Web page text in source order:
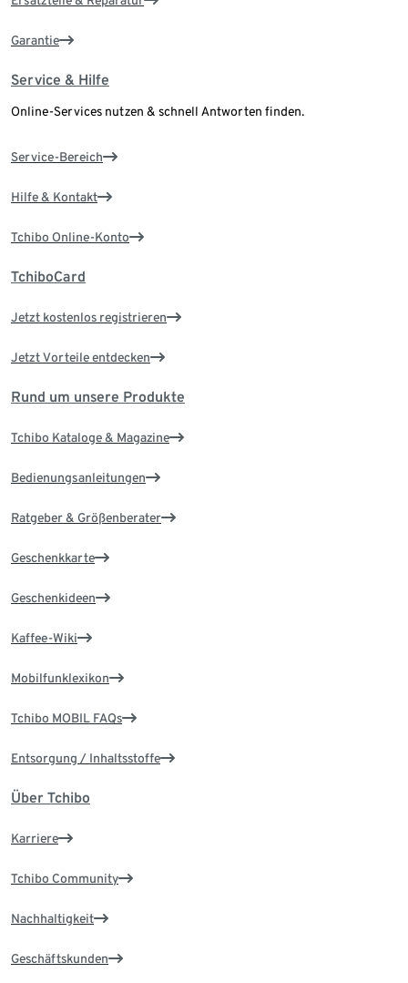
Garantie
Service & Hilfe
Online-Services nutzen & schnell Antworten finden.
Service-Bereich
Hilfe & Kontakt
Tchibo Online-Konto
TchiboCard
Jetzt kostenlos registrieren
Jetzt Vorteile entdecken
Rund um unsere Produkte
Tchibo Kataloge & Magazine
Bedienungsanleitungen
Ratgeber & Größenberater
Geschenkkarte
Geschenkideen
Kaffee-Wiki
Mobilfunklexikon
Tchibo MOBIL FAQs
Entsorgung / Inhaltsstoffe
Über Tchibo
Karriere
Tchibo Community
Nachhaltigkeit
Geschäftskunden